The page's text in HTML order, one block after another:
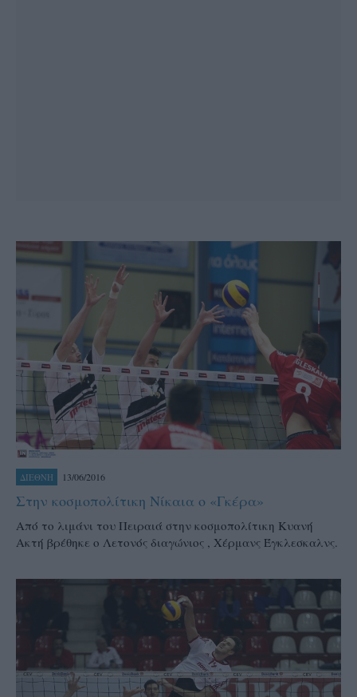
ΔΙΕΘΝΗ 13/06/2016
Στην κοσμοπολίτικη Νίκαια ο «Γκέρα»
Από το λιμάνι του Πειραιά στην κοσμοπολίτικη Κυανή
Ακτή βρέθηκε ο Λετονός διαγώνιος , Χέρμανς Έγκλεσκαλνς.